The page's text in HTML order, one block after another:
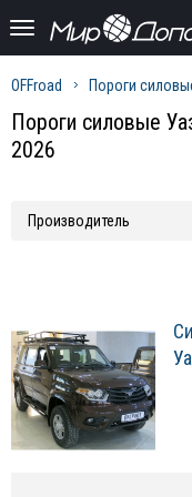
OFFroad Пороги
Пороги силовые
2026